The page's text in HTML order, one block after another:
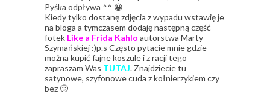
Pyśka odpływa ^^ 😀
Kiedy tylko dostanę zdjęcia z wypadu wstawię je
na bloga a tymczasem dodaję następną część
fotek Like a Frida Kahlo autorstwa Marty
Szymańskiej :)p.s Często pytacie mnie gdzie
można kupić fajne koszule i z racji tego
zapraszam Was TUTAJ. Znajdziecie tu
satynowe, szyfonowe cuda z kołnierzykiem czy
bez 🙂